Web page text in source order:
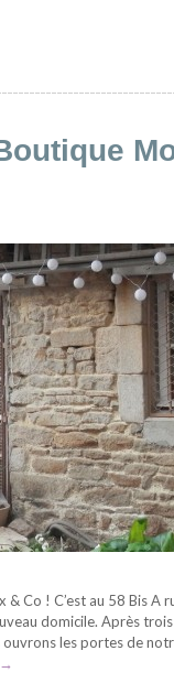
& Co ! C’est au 58 Bis A
domicile. Après
les portes de
→